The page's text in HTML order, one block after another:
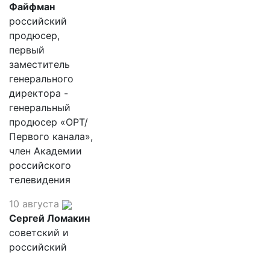
Файфман
российский
продюсер,
первый
заместитель
генерального
директора -
генеральный
продюсер «ОРТ/
Первого канала»,
член Академии
российского
телевидения
10 августа
Сергей Ломакин
советский и
российский